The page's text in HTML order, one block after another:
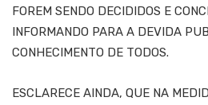
FOREM SENDO DECIDIDOS E
INFORMANDO PARA A DEVIDA
CONHECIMENTO DE TODOS.
ESCLARECE AINDA, QUE NA